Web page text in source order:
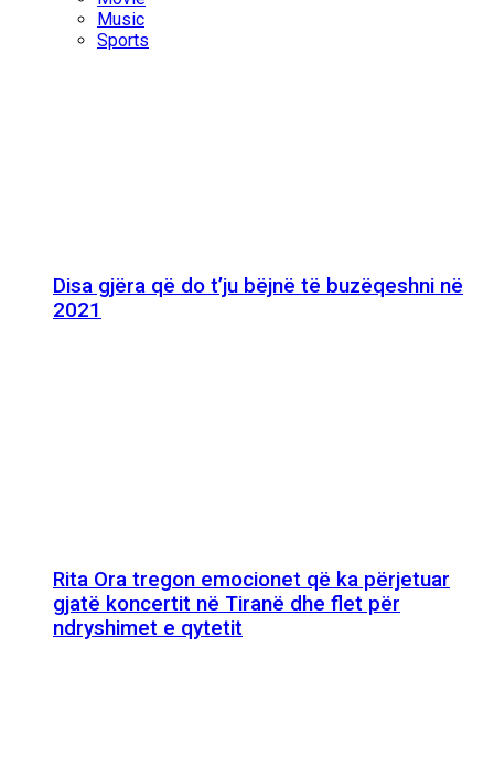
Music
Sports
Disa gjëra që do t’ju bëjnë të buzëqeshni në
2021
Rita Ora tregon emocionet që ka përjetuar
gjatë koncertit në Tiranë dhe flet për
ndryshimet e qytetit